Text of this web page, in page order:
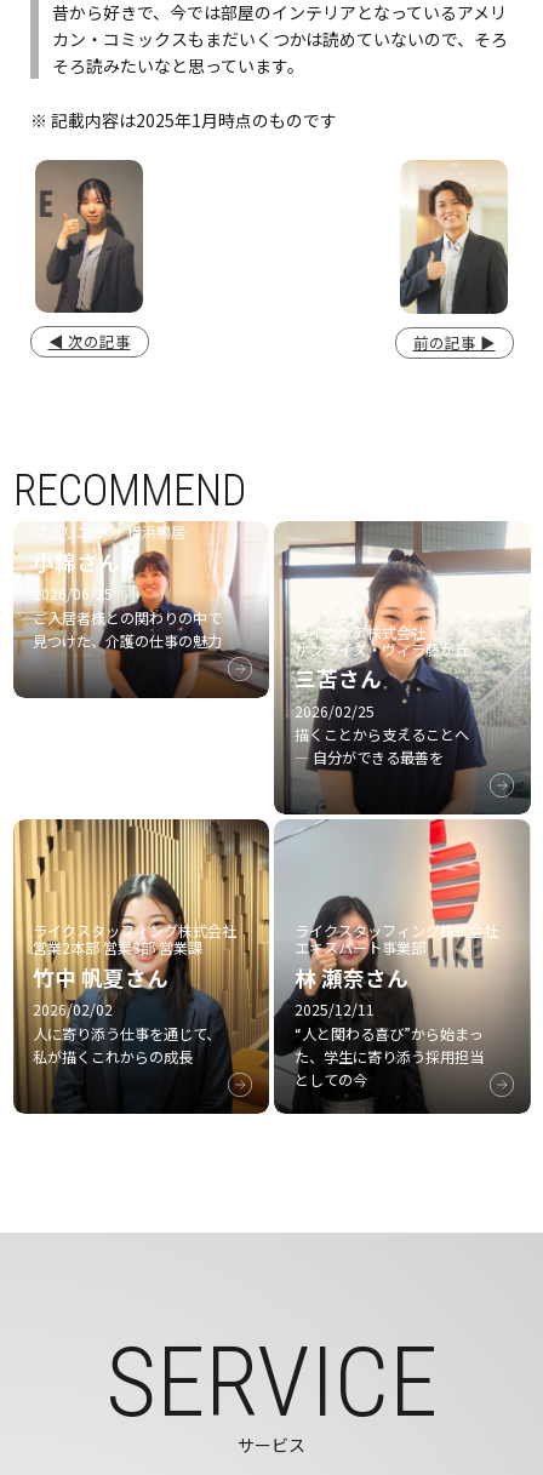
昔から好きで、今では部屋のインテリアとなっているアメリ
カン・コミックスもまだいくつかは読めていないので、そろ
そろ読みたいなと思っています。
※ 記載内容は2025年1月時点のものです
◀ 次の記事 前の記事 ▶
RECOMMEND
フェリエ ドゥ 横浜鴨居
小綿さん
2026/06/25
ご入居者様との関わりの中で
見つけた、介護の仕事の魅力
ライクケア株式会社
サンライズ・ヴィラ藤が丘
三苫さん
2026/02/25
描くことから支えることへ
― 自分ができる最善を
ライクスタッフィング株式会社
営業2本部 営業3部 営業課
竹中 帆夏さん
2026/02/02
人に寄り添う仕事を通じて、
私が描くこれからの成長
ライクスタッフィング株式会社
エキスパート事業部
林 瀬奈さん
2025/12/11
“人と関わる喜び”から始まっ
た、学生に寄り添う採用担当
としての今
SERVICE
サービス